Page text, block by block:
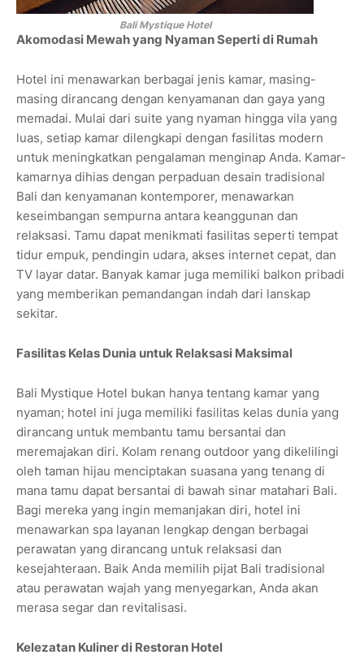
Bali Mystique Hotel
Akomodasi Mewah yang Nyaman Seperti di Rumah
Hotel ini menawarkan berbagai jenis kamar, masing-
masing dirancang dengan kenyamanan dan gaya yang
memadai. Mulai dari suite yang nyaman hingga vila yang
luas, setiap kamar dilengkapi dengan fasilitas modern
untuk meningkatkan pengalaman menginap Anda. Kamar-
kamarnya dihias dengan perpaduan desain tradisional
Bali dan kenyamanan kontemporer, menawarkan
keseimbangan sempurna antara keanggunan dan
relaksasi. Tamu dapat menikmati fasilitas seperti tempat
tidur empuk, pendingin udara, akses internet cepat, dan
TV layar datar. Banyak kamar juga memiliki balkon pribadi
yang memberikan pemandangan indah dari lanskap
sekitar.
Fasilitas Kelas Dunia untuk Relaksasi Maksimal
Bali Mystique Hotel bukan hanya tentang kamar yang
nyaman; hotel ini juga memiliki fasilitas kelas dunia yang
dirancang untuk membantu tamu bersantai dan
meremajakan diri. Kolam renang outdoor yang dikelilingi
oleh taman hijau menciptakan suasana yang tenang di
mana tamu dapat bersantai di bawah sinar matahari Bali.
Bagi mereka yang ingin memanjakan diri, hotel ini
menawarkan spa layanan lengkap dengan berbagai
perawatan yang dirancang untuk relaksasi dan
kesejahteraan. Baik Anda memilih pijat Bali tradisional
atau perawatan wajah yang menyegarkan, Anda akan
merasa segar dan revitalisasi.
Kelezatan Kuliner di Restoran Hotel